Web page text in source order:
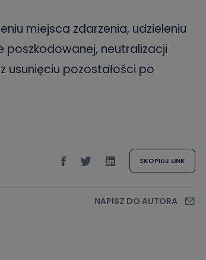
miejsca zdarzenia, udzieleniu
neutralizacji
usunięciu pozostałości po
SKOPIUJ LINK
NAPISZ DO AUTORA